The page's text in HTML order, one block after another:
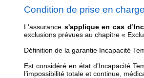
Condition de prise en
L'assurance s'applique en cas
exclusions prévues au chapitre «
Définition de la garantie Incapacité
Est considéré en état d’Incapacité
l’impossibilité totale et continue,